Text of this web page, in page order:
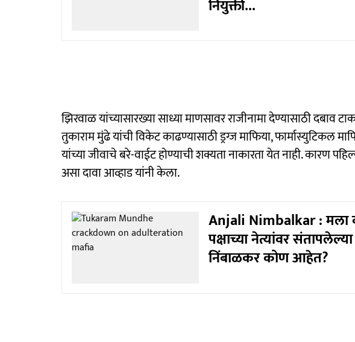
नियुक्ती...
झिरवाळ यांच्यासारख्या साध्या माणसावर राजीनामा देण्यासाठी
तुकाराम मुंढे यांची विकेट काढण्यासाठी ड्रग्ज माफिया, फार्मास्युटिकल
यांच्या जीवाचे बरे-वाईट होण्याची शक्यता नाकारता येत नाही. कारण
असा दावा आव्हाड यांनी केला.
Anjali Nimbalkar : मला
पक्षाच्या नेत्यांवर
निंबाळकर कोण आहेत?